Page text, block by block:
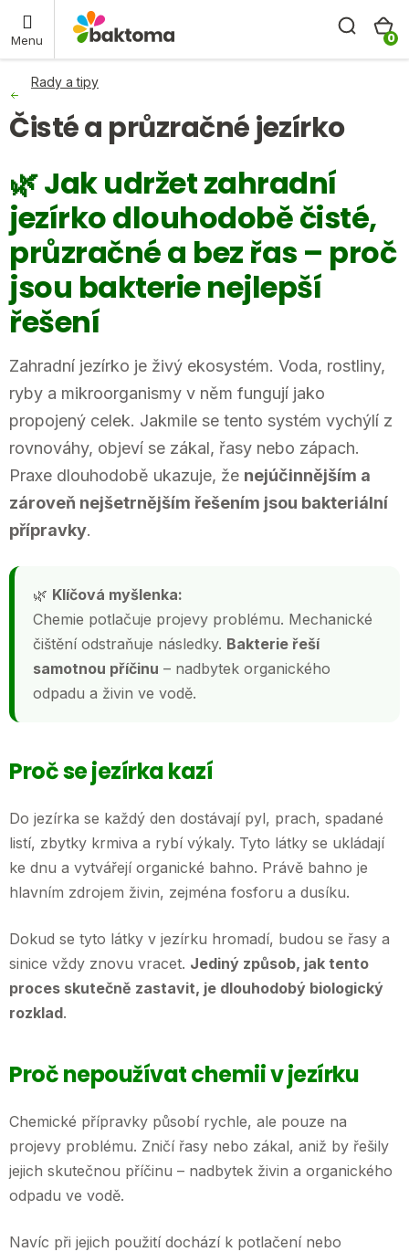
Přejít
na
Rady a tipy
Čisté a průzračné jezírko
🌿 Jak udržet zahradní
jezírko dlouhodobě čisté,
průzračné a bez řas – proč
jsou bakterie nejlepší
řešení
Zahradní jezírko je živý ekosystém. Voda, rostliny,
ryby a mikroorganismy v něm fungují jako
propojený celek. Jakmile se tento systém vychýlí z
rovnováhy, objeví se zákal, řasy nebo zápach.
Praxe dlouhodobě ukazuje, že nejúčinnějším a
zároveň nejšetrnějším řešením jsou bakteriální
přípravky.
🌿 Klíčová myšlenka:
Chemie potlačuje projevy problému. Mechanické
čištění odstraňuje následky. Bakterie řeší
samotnou příčinu – nadbytek organického
odpadu a živin ve vodě.
Proč se jezírka kazí
Do jezírka se každý den dostávají pyl, prach, spadané
listí, zbytky krmiva a rybí výkaly. Tyto látky se ukládají
ke dnu a vytvářejí organické bahno. Právě bahno je
hlavním zdrojem živin, zejména fosforu a dusíku.
Dokud se tyto látky v jezírku hromadí, budou se řasy a
sinice vždy znovu vracet. Jediný způsob, jak tento
proces skutečně zastavit, je dlouhodobý biologický
rozklad.
Proč nepoužívat chemii v jezírku
Chemické přípravky působí rychle, ale pouze na
projevy problému. Zničí řasy nebo zákal, aniž by řešily
jejich skutečnou příčinu – nadbytek živin a organického
odpadu ve vodě.
Navíc při jejich použití dochází k potlačení nebo
baktoma.cz - AI chat